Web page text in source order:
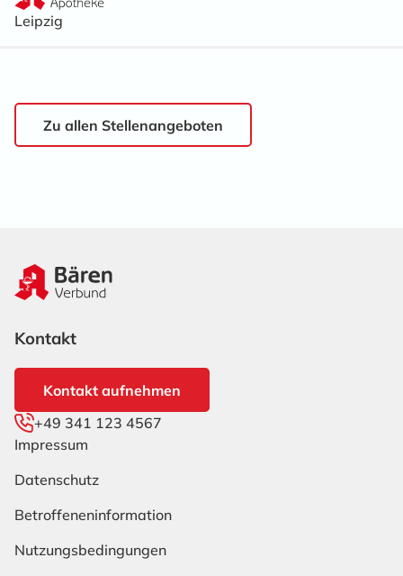
Leipzig
Zu allen Stellenangeboten
Kontakt
Kontakt aufnehmen
+49 341 123 4567
Impressum
Datenschutz
Betroffenen­information
Nutzungs­bedingungen